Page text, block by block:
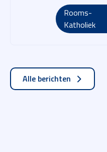
Rooms-
Katholiek
Alle berichten